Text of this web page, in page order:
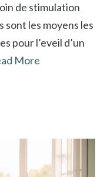
de stimulation
sont les moyens les
pour l’eveil d’un
More